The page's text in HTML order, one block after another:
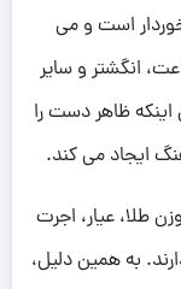
برخوردار است و می
انگشتر و سایر
ظاهر دست را
ایجاد می کند.
طلا، عیار، اجرت
به همین دلیل،